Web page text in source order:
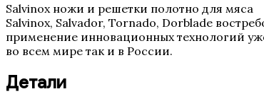
0.5
Италия)
Salvinox ножи и решетки полотно для мяса
Salvinox, Salvador, Tornado, Dorblade
применение инновационных технологий
во всем мире так и в России.
Детали